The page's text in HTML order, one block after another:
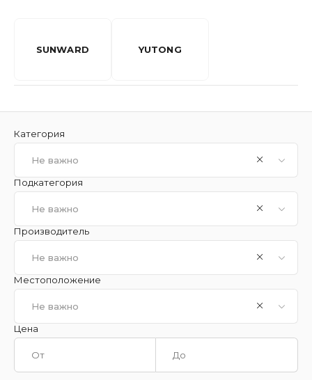
SUNWARD YUTONG
Категория
Не важно
Подкатегория
Не важно
Производитель
Не важно
Местоположение
Не важно
Цена